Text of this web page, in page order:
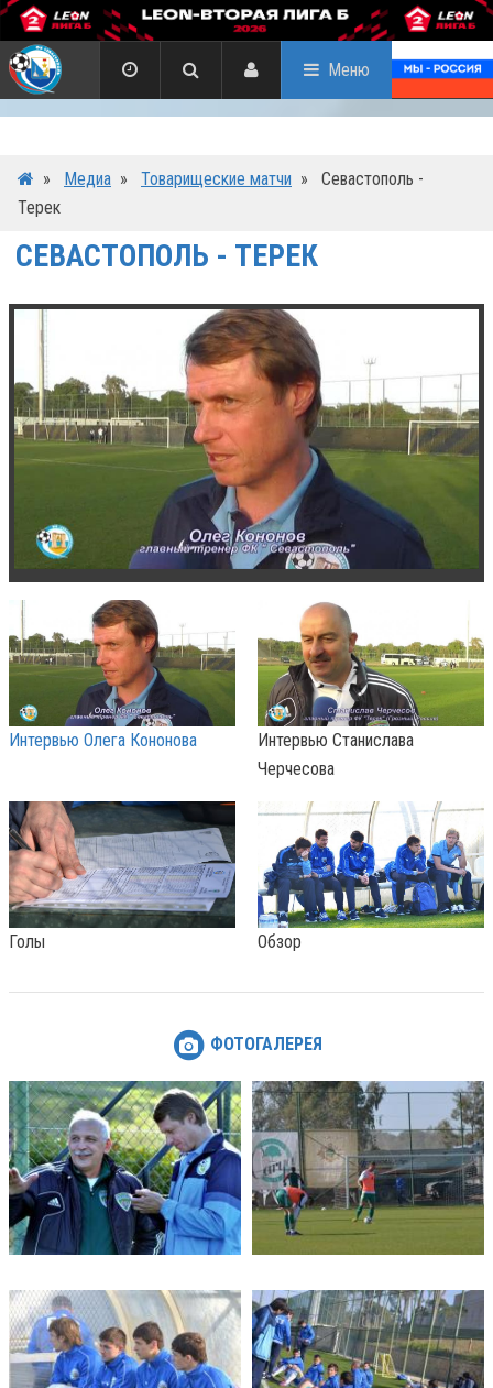
Меню
» Медиа » Товарищеские матчи »
Севастополь -
Терек
СЕВАСТОПОЛЬ - ТЕРЕК
Интервью Олега Кононова
Интервью Станислава
Черчесова
Голы Обзор
ФОТОГАЛЕРЕЯ